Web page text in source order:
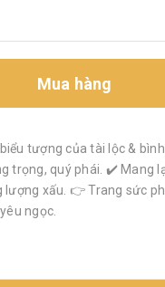
Mua hàng
tượng của tài lộc &
trọng, quý phái. ✔️ Mang
lượng xấu. 👉 Trang sức
ngọc.